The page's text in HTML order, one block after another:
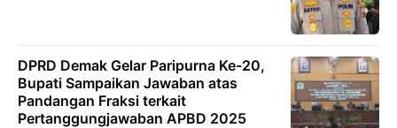
DPRD Demak Gelar Paripurna Ke-20,
Bupati Sampaikan Jawaban atas
Pandangan Fraksi terkait
Pertanggungjawaban APBD 2025